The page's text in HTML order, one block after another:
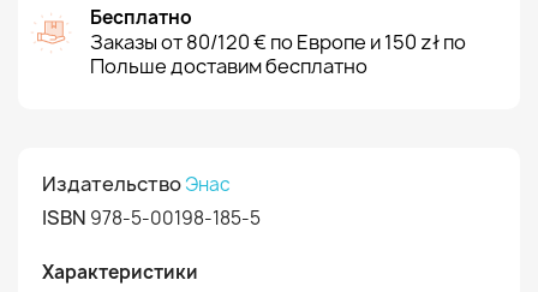
Бесплатно
Заказы от 80/120 € по Европе и 150 zł по
Польше доставим бесплатно
ИздательствоЭнас
ISBN 978-5-00198-185-5
Характеристики